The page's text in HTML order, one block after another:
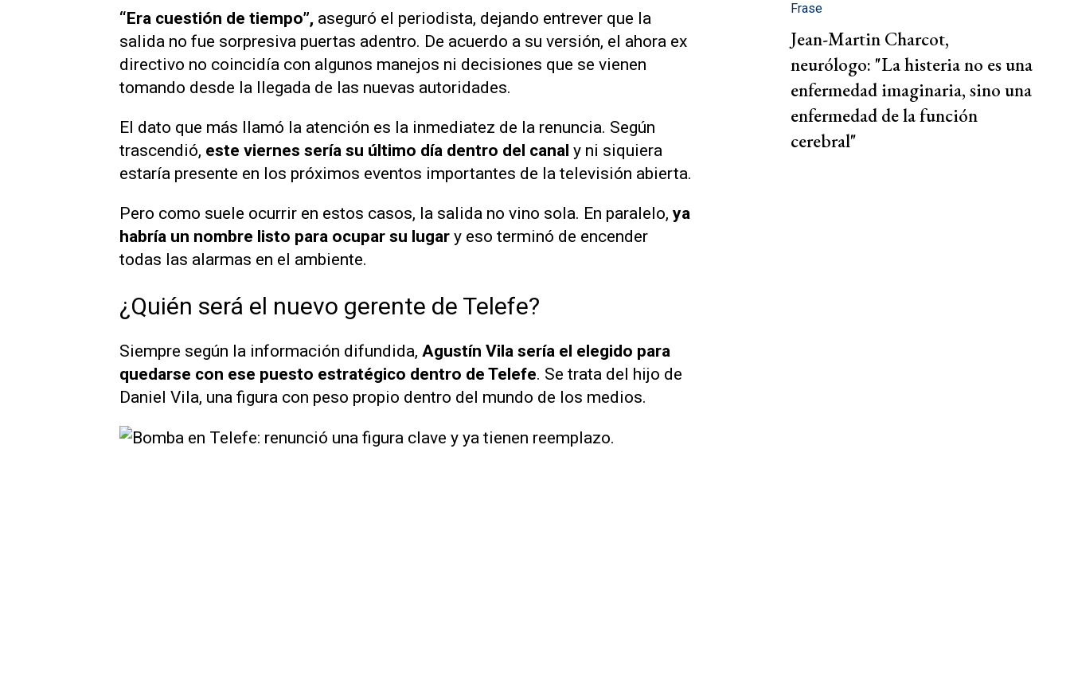
“Era cuestión de tiempo”, aseguró el periodista, dejando entrever que la
salida no fue sorpresiva puertas adentro. De acuerdo a su versión, el ahora ex
directivo no coincidía con algunos manejos ni decisiones que se vienen
tomando desde la llegada de las nuevas autoridades.
El dato que más llamó la atención es la inmediatez de la renuncia. Según
trascendió, este viernes sería su último día dentro del canal y ni siquiera
estaría presente en los próximos eventos importantes de la televisión abierta.
Pero como suele ocurrir en estos casos, la salida no vino sola. En paralelo, ya
habría un nombre listo para ocupar su lugar y eso terminó de encender
todas las alarmas en el ambiente.
¿Quién será el nuevo gerente de Telefe?
Siempre según la información difundida, Agustín Vila sería el elegido para
quedarse con ese puesto estratégico dentro de Telefe. Se trata del hijo de
Daniel Vila, una figura con peso propio dentro del mundo de los medios.
Frase
Jean-Martin Charcot,
neurólogo: "La histeria no es una
enfermedad imaginaria, sino una
enfermedad de la función
cerebral"